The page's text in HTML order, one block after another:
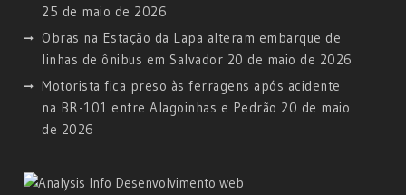
25 de maio de 2026
Obras na Estação da Lapa alteram embarque de
linhas de ônibus em Salvador 20 de maio de 2026
Motorista fica preso às ferragens após acidente
na BR-101 entre Alagoinhas e Pedrão 20 de maio
de 2026